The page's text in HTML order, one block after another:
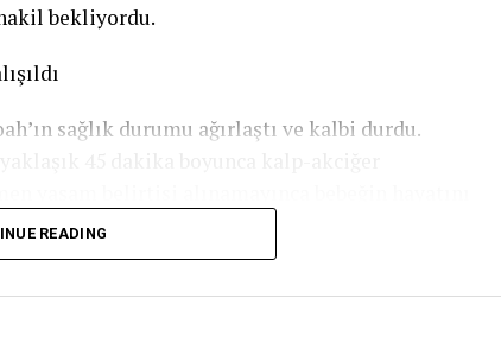
bekliyordu.
sağlık durumu ağırlaştı ve kalbi durdu.
READING